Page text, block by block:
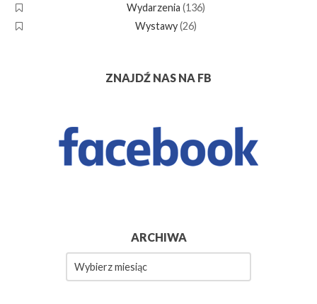
Wydarzenia (136)
Wystawy(26)
ZNAJDŹ NAS NA FB
ARCHIWA